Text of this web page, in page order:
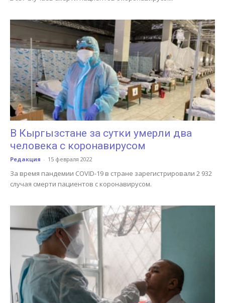
В Кыргызстане за сутки умерли два
человека с коронавирусом
Редакция - 15 февраля 2022
За время пандемии COVID-19 в стране зарегистрировали 2 932
случая смерти пациентов с коронавирусом.